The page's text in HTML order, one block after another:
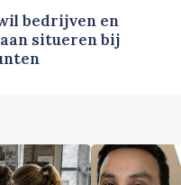
bedrijven en
situeren bij